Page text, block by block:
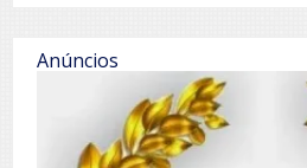
Anúncios